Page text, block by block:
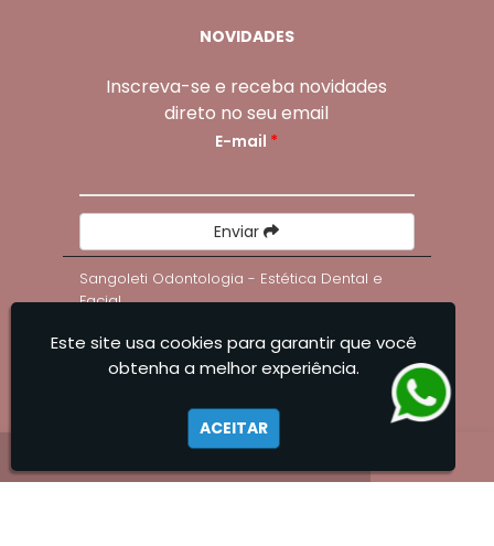
NOVIDADES
Inscreva-se e receba novidades
direto no seu email
E-mail *
Enviar
Sangoleti Odontologia - Estética Dental e
Facial
Este site usa cookies para garantir que você
obtenha a melhor experiência.
ACEITAR